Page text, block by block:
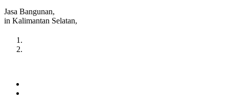
Jasa Bangunan,
in Kalimantan Selatan,